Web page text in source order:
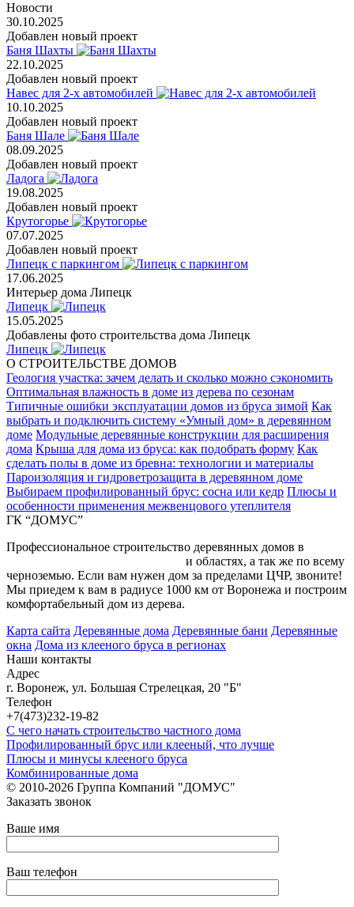
Новости
30.10.2025
Добавлен новый проект
Баня Шахты
22.10.2025
Добавлен новый проект
Навес для 2-х автомобилей
10.10.2025
Добавлен новый проект
Баня Шале
08.09.2025
Добавлен новый проект
Ладога
19.08.2025
Добавлен новый проект
Крутогорье
07.07.2025
Добавлен новый проект
Липецк с паркингом
17.06.2025
Интерьер дома Липецк
Липецк
15.05.2025
Добавлены фото строительства дома Липецк
Липецк
О СТРОИТЕЛЬСТВЕ ДОМОВ
Геология участка: зачем делать и сколько можно сэкономить
Оптимальная влажность в доме из дерева по сезонам
Типичные ошибки эксплуатации домов из бруса зимой Как
выбрать и подключить систему «Умный дом» в деревянном
доме Модульные деревянные конструкции для расширения
дома Крыша для дома из бруса: как подобрать форму Как
сделать полы в доме из бревна: технологии и материалы
Пароизоляция и гидроветрозащита в деревянном доме
Выбираем профилированный брус: сосна или кедр Плюсы и
особенности применения межвенцового утеплителя
ГК “ДОМУС”
Профессиональное строительство деревянных домов в
и областях, а так же по всему
черноземью. Если вам нужен дом за пределами ЦЧР, звоните!
Мы приедем к вам в радиусе 1000 км от Воронежа и построим
комфортабельный дом из дерева.
Карта сайта Деревянные дома Деревянные бани Деревянные
окна Дома из клееного бруса в регионах
Наши контакты
Адрес
г. Воронеж, ул. Большая Стрелецкая, 20 "Б"
Телефон
+7(473)232-19-82
С чего начать строительство частного дома
Профилированный брус или клееный, что лучше
Плюсы и минусы клееного бруса
Комбинированные дома
© 2010-2026 Группа Компаний "ДОМУС"
Заказать звонок
Ваше имя
Ваш телефон